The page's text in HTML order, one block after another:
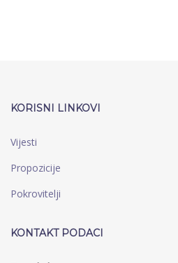
KORISNI LINKOVI
Vijesti
Propozicije
Pokrovitelji
KONTAKT PODACI